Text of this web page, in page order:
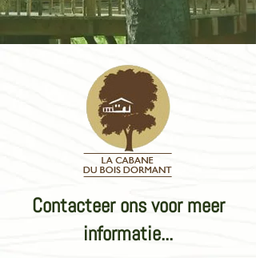
Contacteer ons voor meer
informatie...